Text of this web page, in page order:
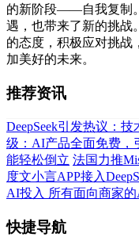
的新阶段——自我复制
遇，也带来了新的挑战
的态度，积极应对挑战
加美好的未来。
推荐资讯
DeepSeek引发热议：
级：AI产品全面免费，
能轻松倒立 法国力推
度文小言APP接入
AI投入 所有面向商家
快捷导航